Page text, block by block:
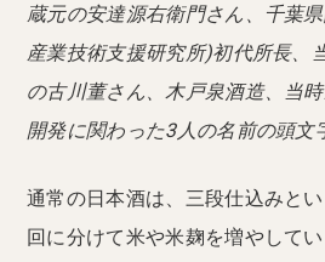
蔵元の安達源右衛門さん、千葉
産業技術支援研究所)初代所長、
の古川董さん、木戸泉酒造、当
開発に関わった3人の名前の頭文
通常の日本酒は、三段仕込みと
回に分けて米や米麹を増やして